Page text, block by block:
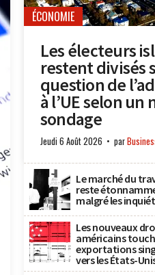
ÉCONOMIE
Les électeurs
restent divisés
question de
à l’UE selon un
sondage
Jeudi 6 Août 2026 par
Le marché du
reste
malgré les
Les nouveaux
américains
exportations
vers les États-